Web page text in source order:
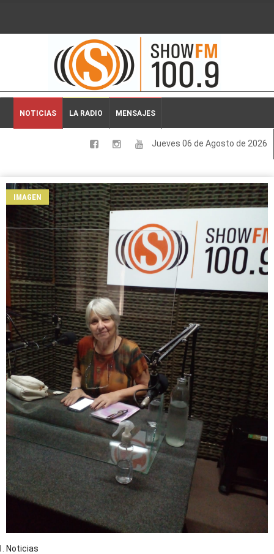
2026-08-06 12:41:28
NOTICIAS LA RADIO MENSAJES
Jueves 06 de Agosto de 2026
LOCALES
DEPORTES
ESPECTACULOS
INTERNACIONALES
IMAGEN
Noticias